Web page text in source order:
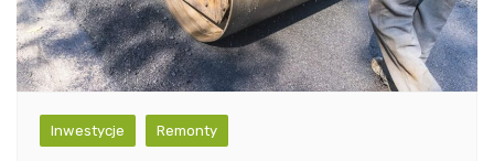
Inwestycje Remonty